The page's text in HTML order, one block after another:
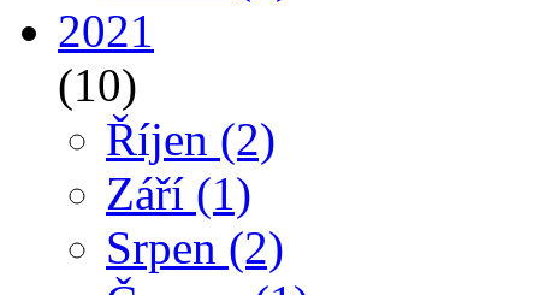
2021
(10)
Říjen (2)
Září (1)
Srpen (2)